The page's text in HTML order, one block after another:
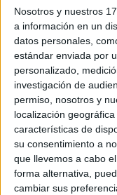
Nosotros y nuestros
a información en un
datos personales,
estándar enviada por
personalizado,
investigación de
permiso, nosotros y
localización
características de
su consentimiento a
que llevemos a cabo
forma alternativa,
cambiar sus
la infancia durante
divertido, colorear
desarrollo de los
primaria. En este
importancia de
motricidad y la
Publicado en:4 Años,
Grafomotricidad,